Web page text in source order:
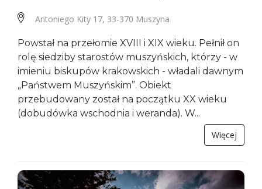
Antoniego Kity 17, 33-370 Muszyna
Powstał na przełomie XVIII i XIX wieku. Pełnił on
rolę siedziby starostów muszyńskich, którzy - w
imieniu biskupów krakowskich - władali dawnym
„Państwem Muszyńskim”. Obiekt
przebudowany został na początku XX wieku
(dobudówka wschodnia i weranda). W...
Więcej